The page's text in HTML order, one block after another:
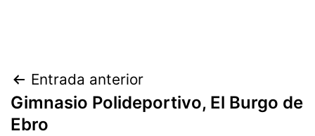
Navegación
de
Entrada anterior
Gimnasio Polideportivo, El Burgo de
Ebro